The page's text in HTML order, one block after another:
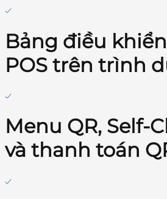
Bảng điều
POS trên trình
Menu QR, Self-
và thanh toán